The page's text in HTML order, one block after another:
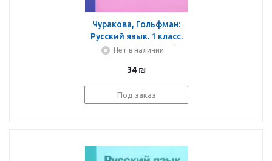
Чуракова, Гольфман:
Русский язык. 1 класс.
Методическое пособие
Нет в наличии
34 ₪
Под заказ